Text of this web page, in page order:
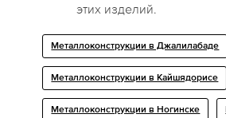
этих изделий.
Металлоконструкции в Джалилабаде
Металлоконструкции в Кайшядорисе
Металлоконструкции в Ногинске